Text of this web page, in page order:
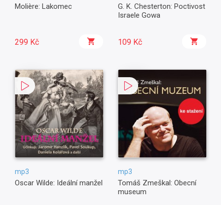
Molière: Lakomec
299 Kč
G. K. Chesterton: Poctivost
Israele Gowa
109 Kč
mp3
Oscar Wilde: Ideální manžel
mp3
Tomáš Zmeškal: Obecní
museum